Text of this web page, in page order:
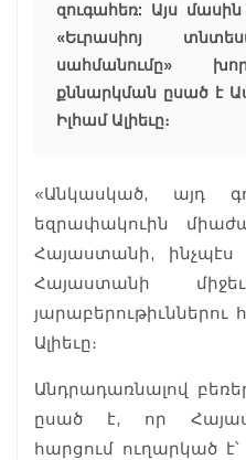
զուգահեռ: Այս
«Եւրասիոյ
սահմանումը»
քննարկման ըսած է
Իլհամ Ալիեւը։
«Անկասկած, այդ
եզրափակուին
Հայաստանի, ինչպէս
Հայաստանի
Ալիեւը։
Անդրադառնալով
ըսած է, որ
հարցում ուղարկած